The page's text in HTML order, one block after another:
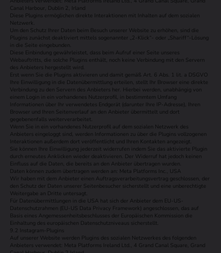
Canal Harbour, Dublin 2, Irland
Diese Plugins ermöglichen direkte Interaktionen mit Inhalten auf dem sozialen
Netzwerk.
Um den Schutz Ihrer Daten beim Besuch unserer Website zu erhöhen, sind die
Plugins zunächst deaktiviert mittels sogenannter „2-Klick“- oder „Shariff“-Lösung
in die Seite eingebunden.
Diese Einbindung gewährleistet, dass beim Aufruf einer Seite unseres
Webauftritts, die solche Plugins enthält, noch keine Verbindung mit den Servern
des Anbieters hergestellt wird.
Erst wenn Sie die Plugins aktivieren und damit gemäß Art. 6 Abs. 1 lit. a DSGVO
Ihre Einwilligung in die Datenübermittlung erteilen, stellt Ihr Browser eine direkte
Verbindung zu den Servern des Anbieters her. Hierbei werden, unabhängig von
einem Login in ein vorhandenes Nutzerprofil, in bestimmtem Umfang
Informationen über Ihr verwendetes Endgerät (darunter Ihre IP-Adresse), Ihren
Browser und Ihren Seitenverlauf an den Anbieter übermittelt und dort
gegebenenfalls weiterverarbeitet.
Wenn Sie in ein vorhandenes Nutzerprofil auf dem sozialen Netzwerk des
Anbieters eingeloggt sind, werden Informationen zu über die Plugins vollzogenen
Interaktionen außerdem dort veröffentlicht und Ihren Kontakten angezeigt.
Sie können Ihre Einwilligung jederzeit widerrufen indem Sie das aktivierte Plugin
durch erneutes Anklicken wieder deaktivieren. Der Widerruf hat jedoch keinen
Einfluss auf die Daten, die bereits an den Anbieter übertragen wurden.
Daten können zudem übertragen werden an: Meta Platforms Inc., USA
Wir haben mit dem Anbieter einen Auftragsverarbeitungsvertrag geschlossen, der
den Schutz der Daten unserer Seitenbesucher sicherstellt und eine unberechtigte
Weitergabe an Dritte untersagt.
Für Datenübermittlungen in die USA hat sich der Anbieter dem EU-US-
Datenschutzrahmen (EU-US Data Privacy Framework) angeschlossen, das auf
Basis eines Angemessenheitsbeschlusses der Europäischen Kommission die
Einhaltung des europäischen Datenschutzniveaus sicherstellt.
9.2 Instagram-Plugins
Auf unserer Website werden Plugins des sozialen Netzwerkes des folgenden
Anbieters verwendet: Meta Platforms Ireland Ltd., 4 Grand Canal Square, Grand